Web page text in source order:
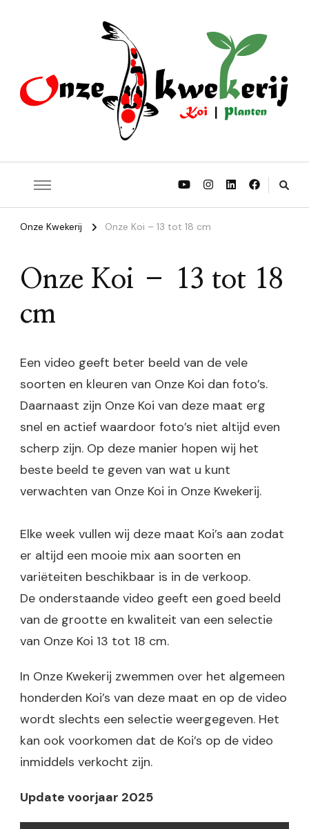
Onze Kwekerij Onze Koi – 13 tot 18 cm
Onze Koi – 13 tot 18
cm
Een video geeft beter beeld van de vele
soorten en kleuren van Onze Koi dan foto’s.
Daarnaast zijn Onze Koi van deze maat erg
snel en actief waardoor foto’s niet altijd even
scherp zijn. Op deze manier hopen wij het
beste beeld te geven van wat u kunt
verwachten van Onze Koi in Onze Kwekerij.
Elke week vullen wij deze maat Koi’s aan zodat
er altijd een mooie mix aan soorten en
variëteiten beschikbaar is in de verkoop.
De onderstaande video geeft een goed beeld
van de grootte en kwaliteit van een selectie
van Onze Koi 13 tot 18 cm.
In Onze Kwekerij zwemmen over het algemeen
honderden Koi’s van deze maat en op de video
wordt slechts een selectie weergegeven. Het
kan ook voorkomen dat de Koi’s op de video
inmiddels verkocht zijn.
Update voorjaar 2025